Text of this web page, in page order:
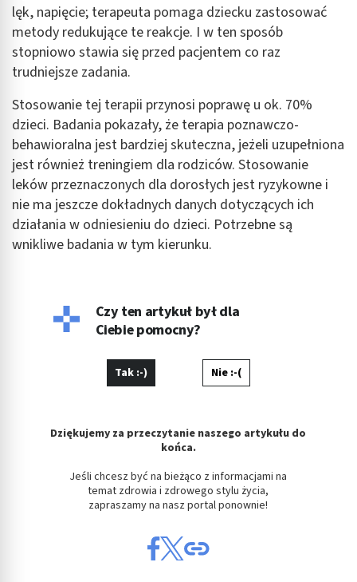
lęk, napięcie; terapeuta pomaga dziecku zastosować
metody redukujące te reakcje. I w ten sposób
stopniowo stawia się przed pacjentem co raz
trudniejsze zadania.
Stosowanie tej terapii przynosi poprawę u ok. 70%
dzieci. Badania pokazały, że terapia poznawczo-
behawioralna jest bardziej skuteczna, jeżeli uzupełniona
jest również treningiem dla rodziców. Stosowanie
leków przeznaczonych dla dorosłych jest ryzykowne i
nie ma jeszcze dokładnych danych dotyczących ich
działania w odniesieniu do dzieci. Potrzebne są
wnikliwe badania w tym kierunku.
Czy ten artykuł był dla
Ciebie pomocny?
Tak :-) Nie :-(
Dziękujemy za przeczytanie naszego artykułu do
końca.
Jeśli chcesz być na bieżąco z informacjami na
temat zdrowia i zdrowego stylu życia,
zapraszamy na nasz portal ponownie!